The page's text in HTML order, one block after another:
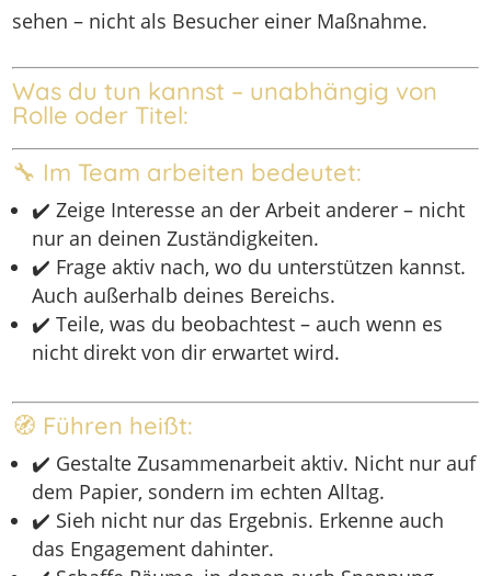
sehen – nicht als Besucher einer Maßnahme.
Was du tun kannst – unabhängig von
Rolle oder Titel:
🔧 Im Team arbeiten bedeutet:
✔️ Zeige Interesse an der Arbeit anderer – nicht
nur an deinen Zuständigkeiten.
✔️ Frage aktiv nach, wo du unterstützen kannst.
Auch außerhalb deines Bereichs.
✔️ Teile, was du beobachtest – auch wenn es
nicht direkt von dir erwartet wird.
🧭 Führen heißt:
✔️ Gestalte Zusammenarbeit aktiv. Nicht nur auf
dem Papier, sondern im echten Alltag.
✔️ Sieh nicht nur das Ergebnis. Erkenne auch
das Engagement dahinter.